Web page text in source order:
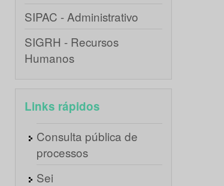
SIPAC - Administrativo
SIGRH - Recursos
Humanos
Links rápidos
Consulta pública de
processos
Sei